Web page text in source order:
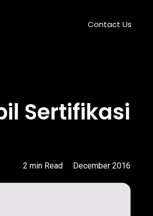
Contact Us
Sertifikasi
2 min Read December 2016